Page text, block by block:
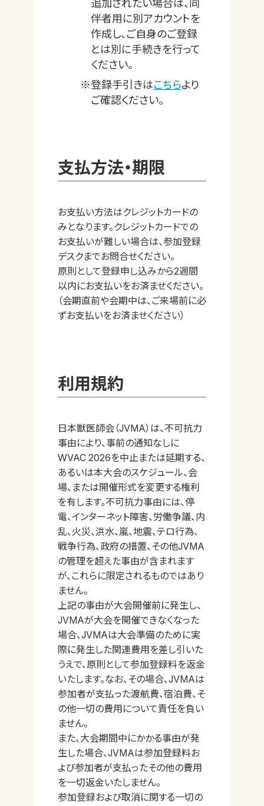
追加されたい場合は、同
伴者用に別アカウントを
作成し、ご自身のご登録
とは別に手続きを行って
ください。
※登録手引きはこちらより
ご確認ください。
支払方法・期限
お支払い方法はクレジットカードの
みとなります。クレジットカードでの
お支払いが難しい場合は、参加登録
デスクまでお問合せください。
原則として登録申し込みから2週間
以内にお支払いをお済ませください。
（会期直前や会期中は、ご来場前に必
ずお支払いをお済ませください）
利用規約
日本獣医師会（JVMA）は、不可抗力
事由により、事前の通知なしに
WVAC 2026を中止または延期する、
あるいは本大会のスケジュール、会
場、または開催形式を変更する権利
を有します。不可抗力事由には、停
電、インターネット障害、労働争議、内
乱、火災、洪水、嵐、地震、テロ行為、
戦争行為、政府の措置、その他JVMA
の管理を超えた事由が含まれます
が、これらに限定されるものではあり
ません。
上記の事由が大会開催前に発生し、
JVMAが大会を開催できなくなった
場合、JVMAは大会準備のために実
際に発生した関連費用を差し引いた
うえで、原則として参加登録料を返金
いたします。なお、その場合、JVMAは
参加者が支払った渡航費、宿泊費、そ
の他一切の費用について責任を負い
ません。
また、大会期間中にかかる事由が発
生した場合、JVMAは参加登録料お
よび参加者が支払ったその他の費用
を一切返金いたしません。
参加登録および取消に関する一切の